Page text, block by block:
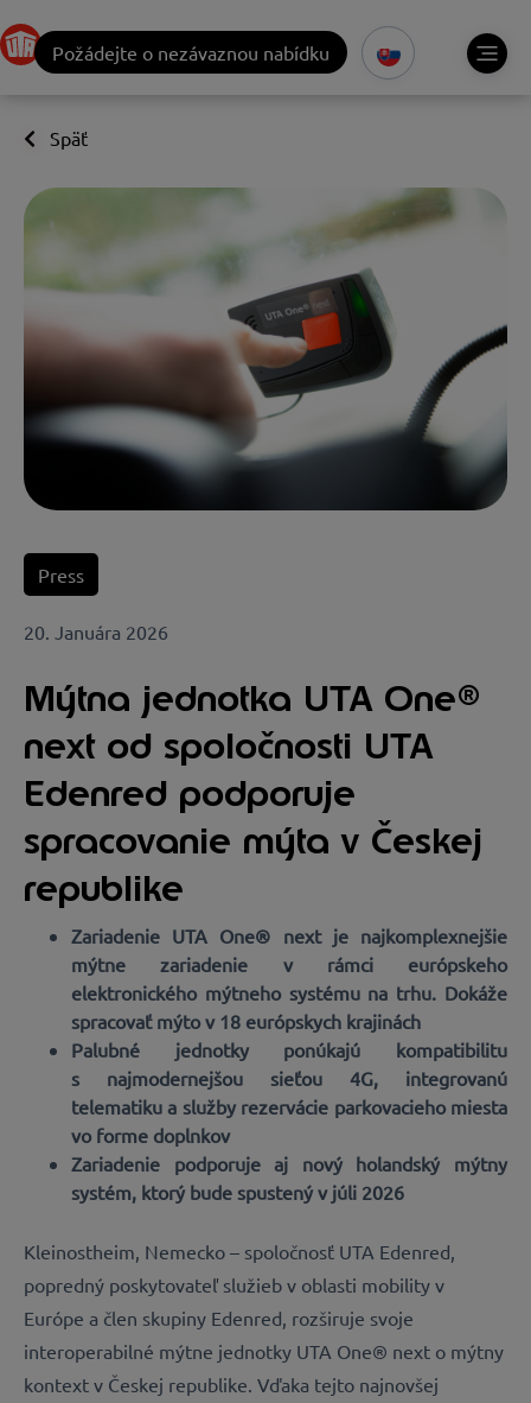
Požádejte o nezávaznou nabídku
Späť
Press
20. Januára 2026
Mýtna jednotka UTA One®
next od spoločnosti UTA
Edenred podporuje
spracovanie mýta v Českej
republike
Zariadenie UTA One® next je najkomplexnejšie
mýtne zariadenie v rámci európskeho
elektronického mýtneho systému na trhu. Dokáže
spracovať mýto v 18 európskych krajinách
Palubné jednotky ponúkajú kompatibilitu
s najmodernejšou sieťou 4G, integrovanú
telematiku a služby rezervácie parkovacieho miesta
vo forme doplnkov
Zariadenie podporuje aj nový holandský mýtny
systém, ktorý bude spustený v júli 2026
Kleinostheim, Nemecko – spoločnosť UTA Edenred,
popredný poskytovateľ služieb v oblasti mobility v
Európe a člen skupiny Edenred, rozširuje svoje
interoperabilné mýtne jednotky UTA One® next o mýtny
kontext v Českej republike. Vďaka tejto najnovšej